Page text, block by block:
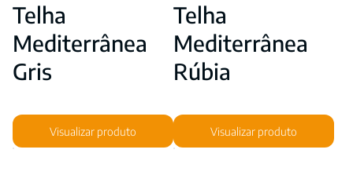
Telha
Mediterrânea
Gris
Visualizar produto
Telha
Mediterrânea
Rúbia
Visualizar produto